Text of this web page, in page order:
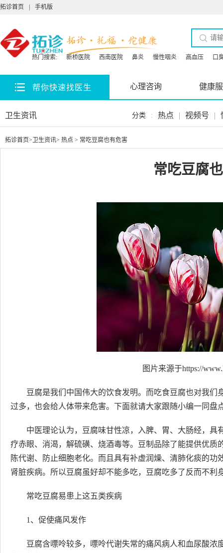
拓诊首页 手机版
热门搜索: 新桥医院 西南医院 鼻炎 慢性咽炎 高血压 口
帮你快速找医生 心理咨询 健康
卫生资讯 分类 : 热点 | 视频号 |
拓诊首页> 卫生资讯> 热点 > 常吃豆腐也有危害
常吃豆腐
图片来源于https://
豆腐是我们中国伟大的饮食发明。而吃食豆腐也对我
过多，也会给人体带来危害。下面就请大家跟随小编一同盘
中医理论认为，豆腐味甘性凉，入脾、胃、大肠经，
疗赤眼、消渴，解硫磺、烧酒毒等。豆制品除了能提供优
陈代谢、防止细胞老化。而且具有补虚润燥、清肺化痰的
肾脏疾病。所以豆腐虽好却不能多吃，豆腐吃多了反而不利
常吃豆腐易患上这五类疾病
1、促使痛风发作
豆腐含嘌呤较多，嘌呤代谢失常的痛风病人和血尿酸